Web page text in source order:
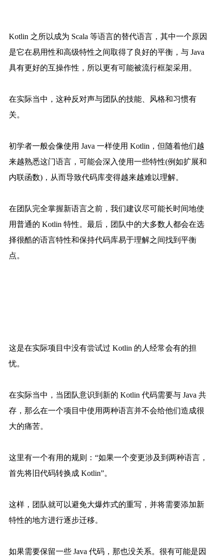
Kotlin 之所以成为 Scala 等语言的替代语言，其中一个原因
是它在易用性和高级特性之间取得了良好的平衡，与 Java
具有更好的互操作性，所以更有可能被流行框架采用。
在实际当中，这种反对声与团队的技能、风格和习惯有
关。
初学者一般会像使用 Java 一样使用 Kotlin，但随着他们越
来越熟悉这门语言，可能会深入使用一些特性(例如扩展和
内联函数)，从而导致代码库变得越来越难以理解。
在团队完全掌握新语言之前，我们建议尽可能长时间地使
用普通的 Kotlin 特性。最后，团队中的大多数人都会在选
择很酷的语言特性和保持代码库易于理解之间找到平衡
点。
这是在实际项目中没有尝试过 Kotlin 的人经常会有的担
忧。
在实际当中，当团队意识到新的 Kotlin 代码需要与 Java 共
存，那么在一个项目中使用两种语言并不会给他们造成很
大的痛苦。
这里有一个有用的规则：“如果一个变更涉及到两种语言，
首先将旧代码转换成 Kotlin”。
这样，团队就可以避免大爆炸式的重写，并将需要添加新
特性的地方进行逐步迁移。
如果需要保留一些 Java 代码，那也没关系。很有可能是因